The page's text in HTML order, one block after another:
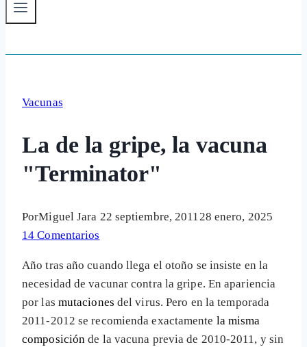
Vacunas
La de la gripe, la vacuna
"Terminator"
PorMiguel Jara 22 septiembre, 201128 enero, 2025
14 Comentarios
Año tras año cuando llega el otoño se insiste en la
necesidad de vacunar contra la gripe. En apariencia
por las mutaciones del virus. Pero en la temporada
2011-2012 se recomienda exactamente la misma
composición de la vacuna previa de 2010-2011, y sin